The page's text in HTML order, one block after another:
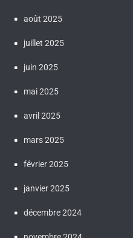
août 2025
juillet 2025
juin 2025
mai 2025
avril 2025
mars 2025
février 2025
janvier 2025
décembre 2024